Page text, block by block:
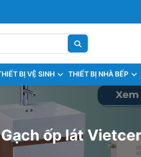
BỊ VỆ SINH THIẾT BỊ NHÀ BẾP
Gạch ốp lát